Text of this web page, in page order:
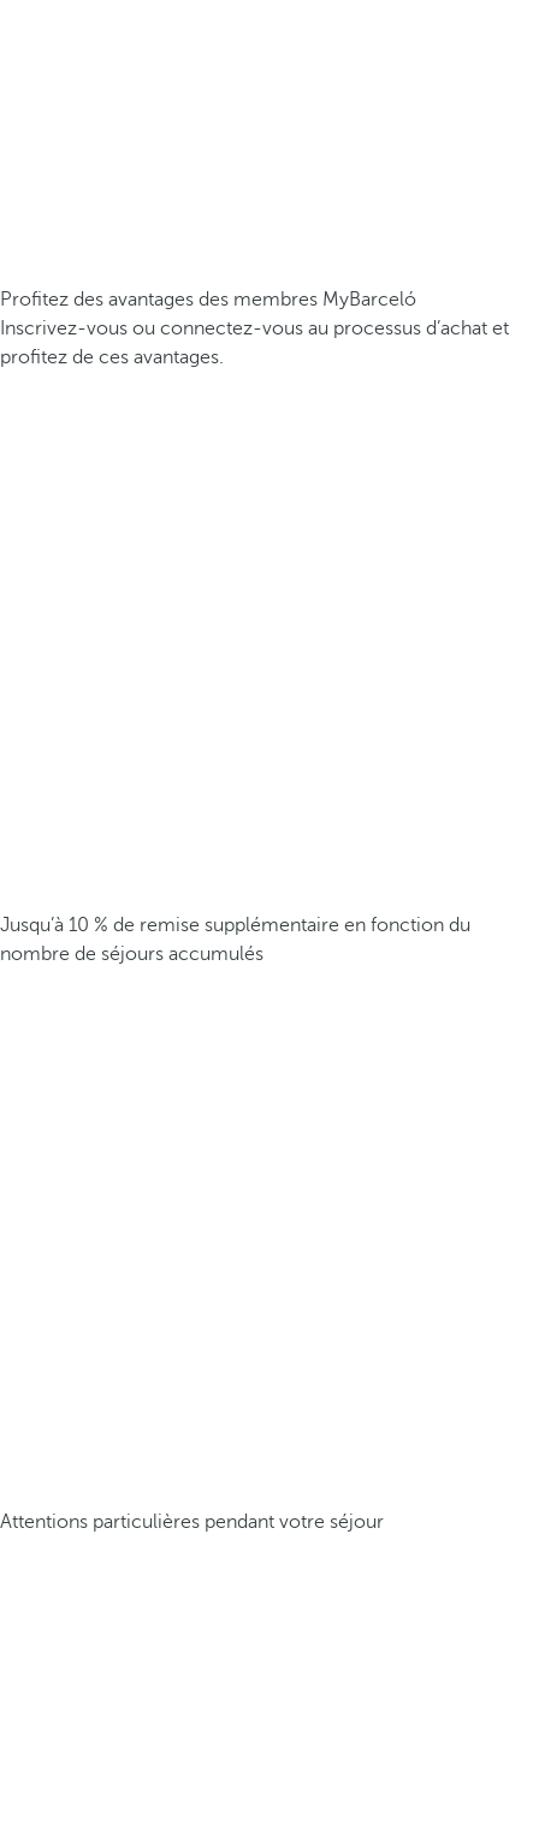
Profitez des avantages des membres MyBarceló
Inscrivez-vous ou connectez-vous au processus d’achat et
profitez de ces avantages.
Jusqu’à 10 % de remise supplémentaire en fonction du
nombre de séjours accumulés
Attentions particulières pendant votre séjour